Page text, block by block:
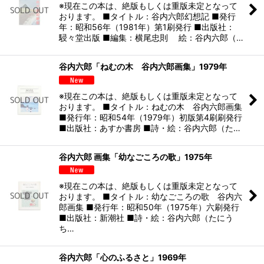
※現在この本は、絶版もしくは重版未定となって
おります。 ■タイトル：谷内六郎幻想記 ■発行
年：昭和56年（1981年）第1刷発行 ■出版社：
駸々堂出版 ■編集：横尾忠則 絵：谷内六郎（…
谷内六郎「ねむの木 谷内六郎画集」1979年
※現在この本は、絶版もしくは重版未定となって
おります。 ■タイトル：ねむの木 谷内六郎画集
■発行年：昭和54年（1979年）初版第4刷刷発行
■出版社：あすか書房 ■詩・絵：谷内六郎（た…
谷内六郎 画集「幼なごころの歌」1975年
※現在この本は、絶版もしくは重版未定となって
おります。 ■タイトル：幼なごころの歌 谷内六
郎画集 ■発行年：昭和50年（1975年）六刷発行
■出版社：新潮社 ■詩・絵：谷内六郎（たにう
ち…
谷内六郎「心のふるさと」1969年